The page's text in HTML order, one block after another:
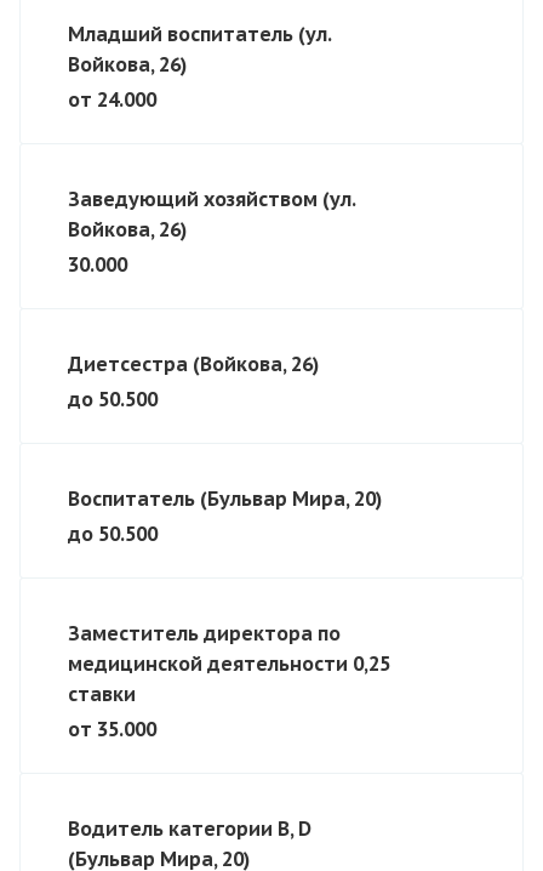
Младший воспитатель (ул.
Войкова, 26)
от 24.000
Заведующий хозяйством (ул.
Войкова, 26)
30.000
Диетсестра (Войкова, 26)
до 50.500
Воспитатель (Бульвар Мира, 20)
до 50.500
Заместитель директора по
медицинской деятельности 0,25
ставки
от 35.000
Водитель категории В, D
(Бульвар Мира, 20)